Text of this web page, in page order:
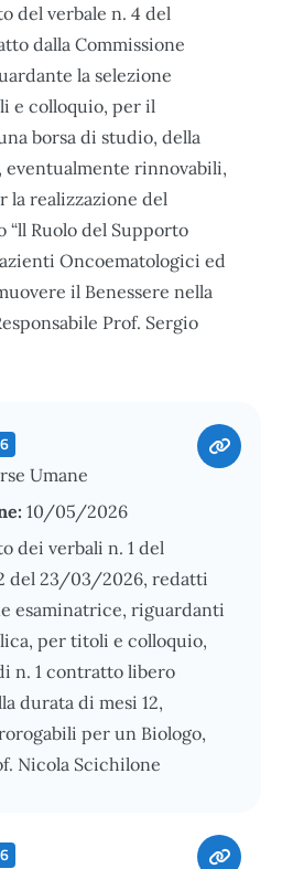
del verbale n. 4 del
dalla Commissione
la selezione
e colloquio, per il
borsa di studio, della
eventualmente rinnovabili,
la realizzazione del
Ruolo del Supporto
Oncoematologici ed
il Benessere nella
Prof. Sergio
Umane
10/05/2026
dei verbali n. 1 del
del 23/03/2026, redatti
esaminatrice, riguardanti
per titoli e colloquio,
n. 1 contratto libero
durata di mesi 12,
per un Biologo,
Nicola Scichilone